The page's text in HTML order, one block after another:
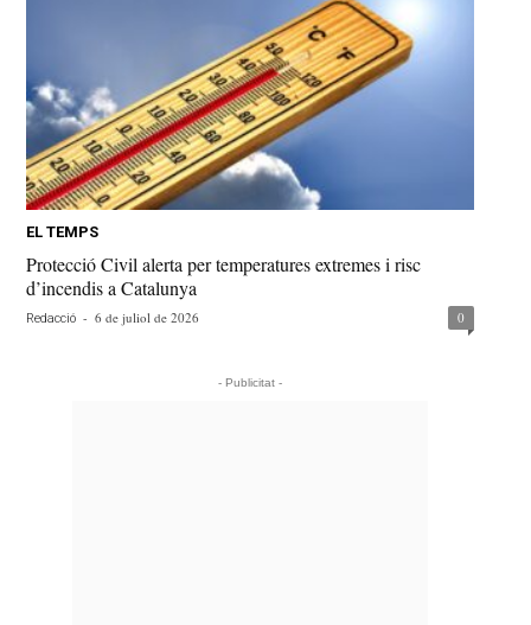
EL TEMPS
Protecció Civil alerta per temperatures extremes i risc
d’incendis a Catalunya
Redacció - 6 de juliol de 2026 0
- Publicitat -